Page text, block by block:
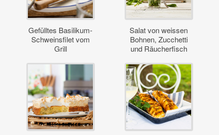
Gefülltes Basilikum-
Schweinsfilet vom
Grill
Salat von weissen
Bohnen, Zucchetti
und Räucherfisch